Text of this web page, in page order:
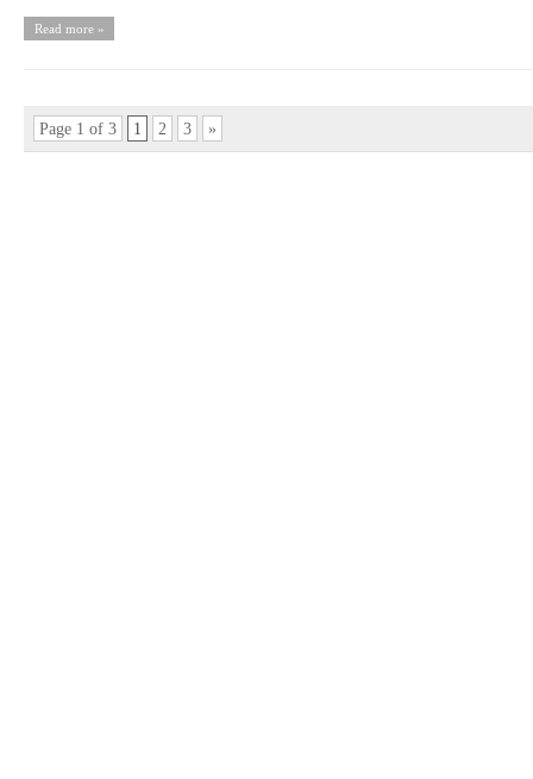
Read more »
Page 1 of 3 1 2 3 »